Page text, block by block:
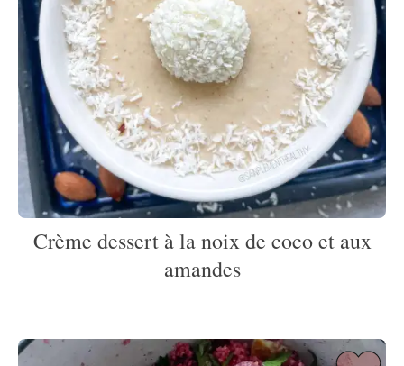
Crème dessert à la noix de coco et aux
amandes